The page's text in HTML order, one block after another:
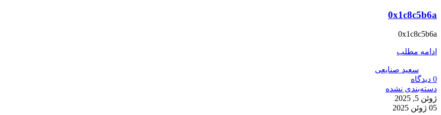
0x1c8c5b6a
0x1c8c5b6a
ادامه مطلب
سعید صنایعی
0 دیدگاه
دسته‌بندی نشده
ژوئن 5, 2025
05 ژوئن 2025